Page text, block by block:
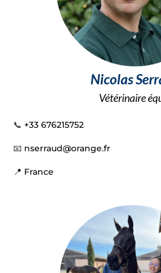
Nicolas
Vétérinaire
📞 +33 676215752
📧 nserraud@orange.fr
📍 France